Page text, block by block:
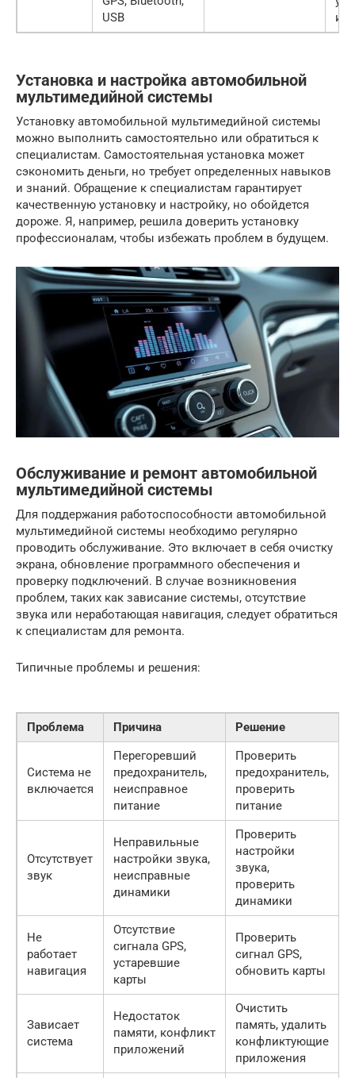
USB
Установка и настройка автомобильной
мультимедийной системы
Установку автомобильной мультимедийной системы
можно выполнить самостоятельно или обратиться к
специалистам. Самостоятельная установка может
сэкономить деньги, но требует определенных навыков
и знаний. Обращение к специалистам гарантирует
качественную установку и настройку, но обойдется
дороже. Я, например, решила доверить установку
профессионалам, чтобы избежать проблем в будущем.
Обслуживание и ремонт автомобильной
мультимедийной системы
Для поддержания работоспособности автомобильной
мультимедийной системы необходимо регулярно
проводить обслуживание. Это включает в себя очистку
экрана, обновление программного обеспечения и
проверку подключений. В случае возникновения
проблем, таких как зависание системы, отсутствие
звука или неработающая навигация, следует обратиться
к специалистам для ремонта.
Типичные проблемы и решения:
Проблема Причина Решение
Система не
включается
Перегоревший
предохранитель,
неисправное
питание
Проверить
предохранитель,
проверить
питание
Отсутствует
звук
Неправильные
настройки звука,
неисправные
динамики
Проверить
настройки
звука,
проверить
динамики
Не
работает
навигация
Отсутствие
сигнала GPS,
устаревшие
карты
Проверить
сигнал GPS,
обновить карты
Зависает
система
Недостаток
памяти, конфликт
приложений
Очистить
память, удалить
конфликтующие
приложения